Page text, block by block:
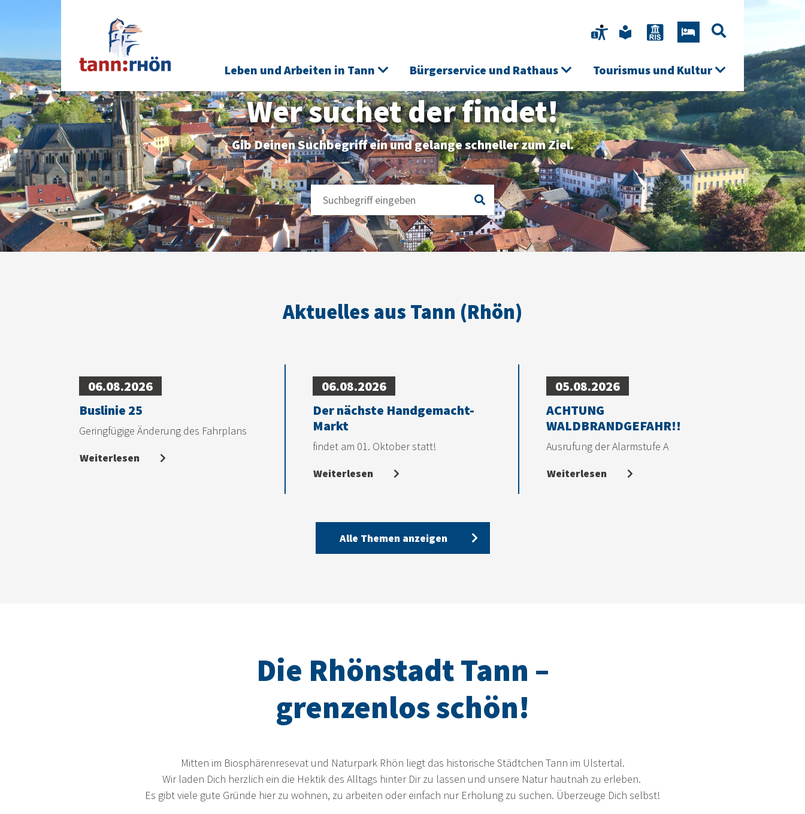
Leben und Arbeiten in Tann Bürgerservice und Rathaus Tourismus und Kultur
Wer suchet der findet!
Gib Deinen Suchbegriff ein und gelange schneller zum Ziel.
Aktuelles aus Tann (Rhön)
06.08.2026
Buslinie 25
Geringfügige Änderung des Fahrplans
Weiterlesen
06.08.2026
Der nächste Handgemacht-
Markt
findet am 01. Oktober statt!
Weiterlesen
05.08.2026
ACHTUNG
WALDBRANDGEFAHR!!
Ausrufung der Alarmstufe A
Weiterlesen
Alle Themen anzeigen
Die Rhönstadt Tann –
grenzenlos schön!
Mitten im Biosphärenresevat und Naturpark Rhön liegt das historische Städtchen Tann im Ulstertal.
Wir laden Dich herzlich ein die Hektik des Alltags hinter Dir zu lassen und unsere Natur hautnah zu erleben.
Es gibt viele gute Gründe hier zu wohnen, zu arbeiten oder einfach nur Erholung zu suchen. Überzeuge Dich selbst!